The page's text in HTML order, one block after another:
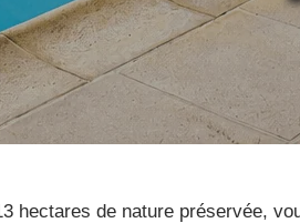
hectares de nature préservée,